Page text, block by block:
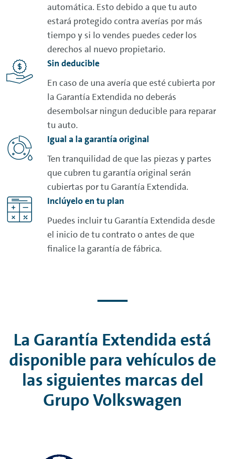
automática. Esto debido a que tu auto
estará protegido contra averías por más
tiempo y si lo vendes puedes ceder los
derechos al nuevo propietario.
Sin deducible
En caso de una avería que esté cubierta por
la Garantía Extendida no deberás
desembolsar ningun deducible para reparar
tu auto.
Igual a la garantía original
Ten tranquilidad de que las piezas y partes
que cubren tu garantía original serán
cubiertas por tu Garantía Extendida.
Inclúyelo en tu plan
Puedes incluir tu Garantía Extendida desde
el inicio de tu contrato o antes de que
finalice la garantía de fábrica.
La Garantía Extendida está
disponible para vehículos de
las siguientes marcas del
Grupo Volkswagen